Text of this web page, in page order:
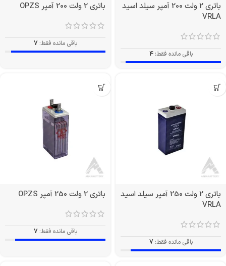
باتری 2 ولت 200 آمپر سیلد اسید
VRLA
باقی مانده فقط: 4
باتری 2 ولت 200 آمپر OPZS
باقی مانده فقط: 7
باتری 2 ولت 250 آمپر سیلد اسید
VRLA
باقی مانده فقط: 7
باتری 2 ولت 250 آمپر OPZS
باقی مانده فقط: 7